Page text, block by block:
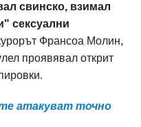
свинско, взимал
сексуални
Франсоа Молин,
проявявал открит
атакуват точно